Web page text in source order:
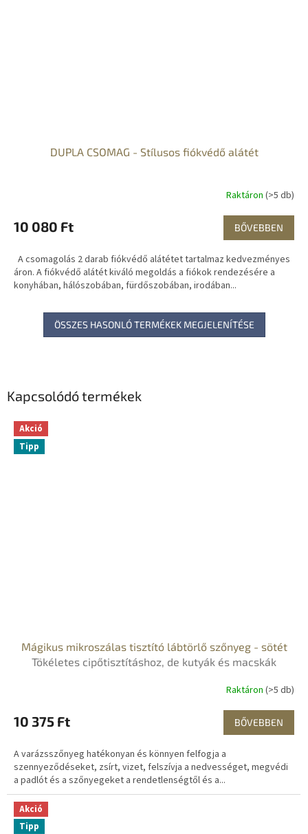
Kapcsolódó termékek
Akció
Tipp
Mágikus mikroszálas tisztító lábtörlő szőnyeg - sötét
Tökéletes cipőtisztításhoz, de kutyák és macskák
Raktáron (>5 db)
10 375 Ft BŐVEBBEN
A varázsszőnyeg hatékonyan és könnyen felfogja a
szennyeződéseket, zsírt, vizet, felszívja a nedvességet, megvédi
a padlót és a szőnyegeket a rendetlenségtől és a...
Akció
Tipp
DUPLA CSOMAG - Stílusos fiókvédő alátét
Raktáron (>5 db)
10 080 Ft BŐVEBBEN
A csomagolás 2 darab fiókvédő alátétet tartalmaz kedvezményes
áron. A fiókvédő alátét kiváló megoldás a fiókok rendezésére a
konyhában, hálószobában, fürdőszobában, irodában...
ÖSSZES HASONLÓ TERMÉKEK MEGJELENÍTÉSE